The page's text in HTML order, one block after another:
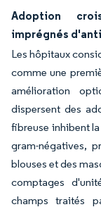
Adoption
imprégnés
Les hôpitaux
comme une
amélioration
dispersent des
fibreuse inhibent
gram-négatives,
blouses et des
comptages
champs traités